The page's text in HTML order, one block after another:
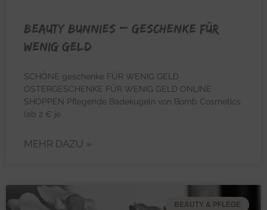
BEAUTY BUNNIES – Geschenke für
wenig Geld
SCHÖNE geschenke FÜR WENIG GELD
OSTERGESCHENKE FÜR WENIG GELD ONLINE
SHOPPEN Pflegende Badekugeln von Bomb Cosmetics
(ab 2 € je
MEHR DAZU »
BEAUTY & PFLEGE